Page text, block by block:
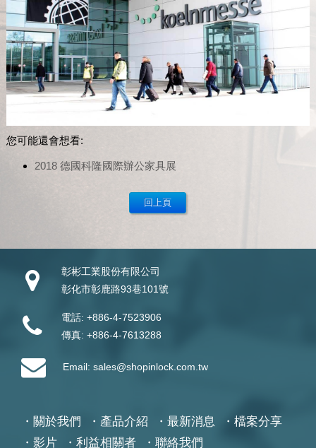
您可能還會想看:
2018 德國科隆國際辦公家具展
彰彬工業股份有限公司
彰化市彰鹿路93巷101號
電話: +886-4-7523906
傳真: +886-4-7613288
Email: sales@shopinlock.com.tw
關於我們 產品介紹 最新消息
檔案分享
影片
利益相關者 聯絡我們